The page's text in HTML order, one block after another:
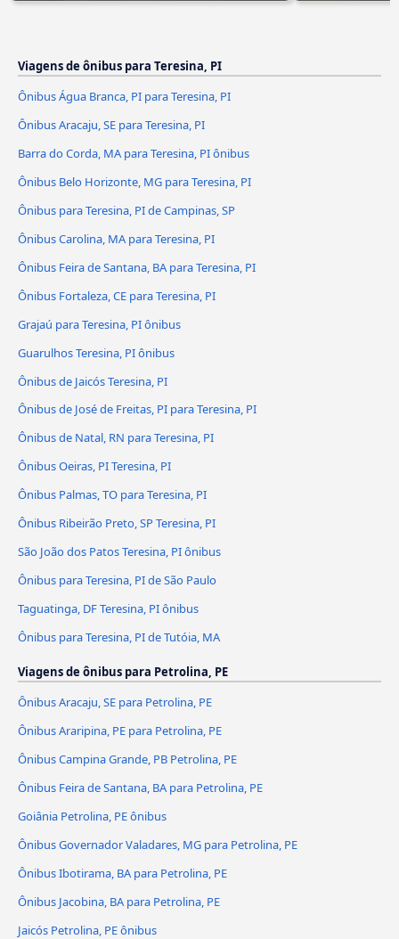
Viagens de ônibus para Teresina, PI
Ônibus Água Branca, PI para Teresina, PI
Ônibus Aracaju, SE para Teresina, PI
Barra do Corda, MA para Teresina, PI ônibus
Ônibus Belo Horizonte, MG para Teresina, PI
Ônibus para Teresina, PI de Campinas, SP
Ônibus Carolina, MA para Teresina, PI
Ônibus Feira de Santana, BA para Teresina, PI
Ônibus Fortaleza, CE para Teresina, PI
Grajaú para Teresina, PI ônibus
Guarulhos Teresina, PI ônibus
Ônibus de Jaicós Teresina, PI
Ônibus de José de Freitas, PI para Teresina, PI
Ônibus de Natal, RN para Teresina, PI
Ônibus Oeiras, PI Teresina, PI
Ônibus Palmas, TO para Teresina, PI
Ônibus Ribeirão Preto, SP Teresina, PI
São João dos Patos Teresina, PI ônibus
Ônibus para Teresina, PI de São Paulo
Taguatinga, DF Teresina, PI ônibus
Ônibus para Teresina, PI de Tutóia, MA
Viagens de ônibus para Petrolina, PE
Ônibus Aracaju, SE para Petrolina, PE
Ônibus Araripina, PE para Petrolina, PE
Ônibus Campina Grande, PB Petrolina, PE
Ônibus Feira de Santana, BA para Petrolina, PE
Goiânia Petrolina, PE ônibus
Ônibus Governador Valadares, MG para Petrolina, PE
Ônibus Ibotirama, BA para Petrolina, PE
Ônibus Jacobina, BA para Petrolina, PE
Jaicós Petrolina, PE ônibus